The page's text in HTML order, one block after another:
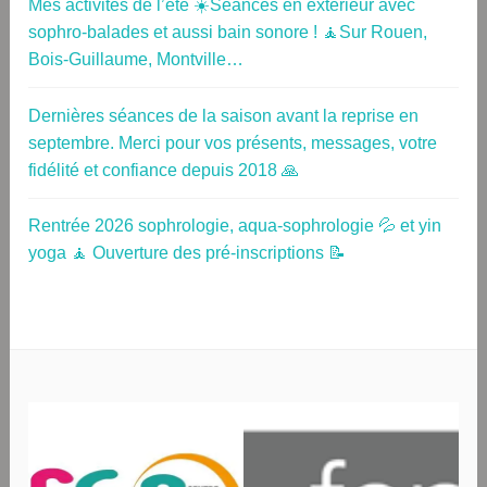
Mes activités de l’été ☀️Séances en extérieur avec
sophro-balades et aussi bain sonore ! 🧘Sur Rouen,
Bois-Guillaume, Montville…
Dernières séances de la saison avant la reprise en
septembre. Merci pour vos présents, messages, votre
fidélité et confiance depuis 2018 🙏
Rentrée 2026 sophrologie, aqua-sophrologie 💦 et yin
yoga 🧘 Ouverture des pré-inscriptions 📝